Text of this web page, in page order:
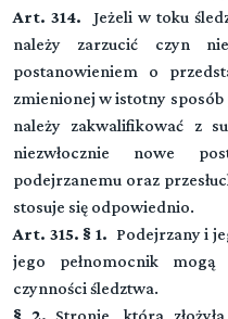
Art. 314. Jeżeli w toku
należy zarzucić czyn
postanowieniem o
zmienionej w istotny sposób
należy zakwalifikować z
niezwłocznie nowe
podejrzanemu oraz
stosuje się odpowiednio.
Art. 315. § 1. Podejrzany i
jego pełnomocnik mogą
czynności śledztwa.
§ 2. Stronie, która
Kodeks